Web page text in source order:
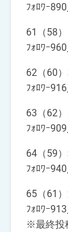
ﾌｫﾛﾜｰ
61（58）
ﾌｫﾛﾜｰ
62（60）
ﾌｫﾛﾜｰ
63（62）
ﾌｫﾛﾜｰ
64（59）
ﾌｫﾛﾜｰ
65（61）
ﾌｫﾛﾜｰ
※最終投